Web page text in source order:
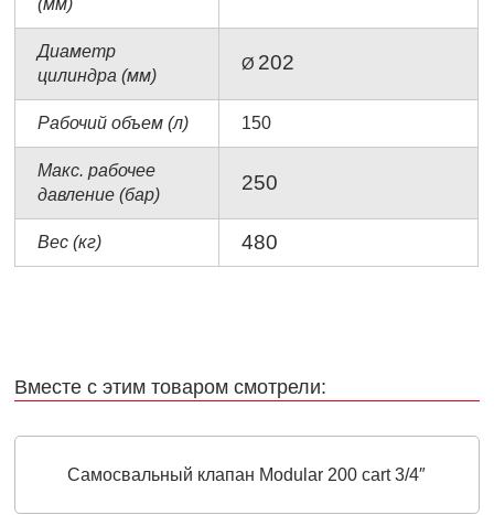
Диаметр
цилиндра (мм)
Ø 202
Рабочий объем (л) 150
Макс. рабочее
давление (бар)
250
Вес (кг) 480
Вместе с этим товаром смотрели:
Самосвальный клапан Modular 200 cart 3/4″